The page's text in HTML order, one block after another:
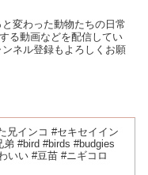
変わった動物たちの日常
る動画などを配信してい
ネル登録もよろしくお願
兄インコ #セキセイイン
#bird #birds #budgies
いい #豆苗 #ニギコロ